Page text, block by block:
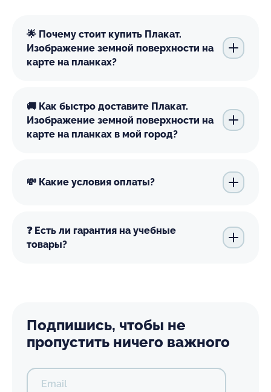
🌟 Почему стоит купить Плакат.
Изображение земной поверхности на
карте на планках?
🚚 Как быстро доставите Плакат.
Изображение земной поверхности на
карте на планках в мой город?
💸 Какие условия оплаты?
❓ Есть ли гарантия на учебные
товары?
Подпишись, чтобы не
пропустить ничего важного
Email